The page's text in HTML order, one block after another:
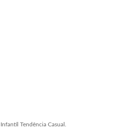
Tendência Casual.